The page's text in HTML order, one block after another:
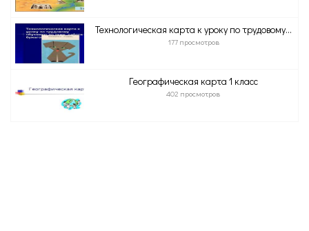
Технологическая карта к уроку по трудовому...
177 просмотров
Географическая карта 1 класс
402 просмотров